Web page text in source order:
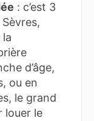
: c’est 3
d’âge,
ou en
le grand
louer le